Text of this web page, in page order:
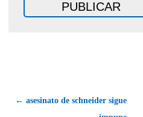
← asesinato de schneider sigue